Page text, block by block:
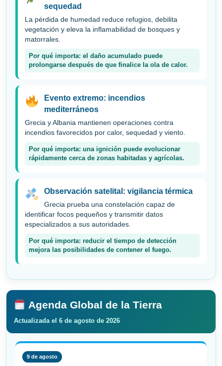
sequedad
La pérdida de humedad reduce refugios, debilita
vegetación y eleva la inflamabilidad de bosques y
matorrales.
Por qué importa: el daño acumulado puede
prolongarse después de que finalice la ola de calor.
Evento extremo: incendios
mediterráneos
Grecia y Albania mantienen operaciones contra
incendios favorecidos por calor, sequedad y viento.
Por qué importa: una ignición puede evolucionar
rápidamente cerca de zonas habitadas y agrícolas.
Observación satelital: vigilancia térmica
Grecia prueba una constelación capaz de
identificar focos pequeños y transmitir datos
especializados a sus autoridades.
Por qué importa: reducir el tiempo de detección
mejora las posibilidades de contener el fuego.
Agenda Global de la Tierra
Actualizada el 6 de agosto de 2026
9 de agosto